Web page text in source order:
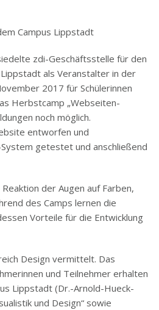
Campus Lippstadt
zdi-Geschäftsstelle für den
als Veranstalter in der
2017 für Schülerinnen
Herbstcamp „Webseiten-
noch möglich.
entworfen und
getestet und anschließend
der Augen auf Farben,
des Camps lernen die
Vorteile für die Entwicklung
Design vermittelt. Das
und Teilnehmer erhalten
Lippstadt (Dr.-Arnold-Hueck-
und Design“ sowie